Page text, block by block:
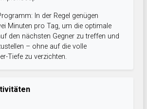
In der Regel genügen
Minuten pro Tag, um die optimale
den nächsten Gegner zu treffen und
– ohne auf die volle
Tiefe zu verzichten.